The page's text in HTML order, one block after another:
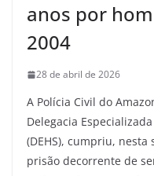
anos por
2004
28 de abril de 2026
A Polícia Civil do
Delegacia
(DEHS), cumpriu,
prisão decorrente de